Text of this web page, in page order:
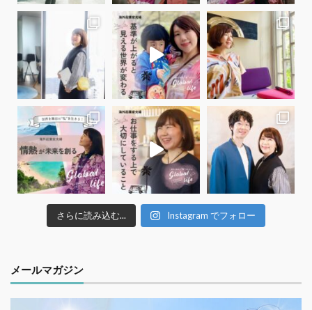
さらに読み込む... Instagram でフォロー
メールマガジン